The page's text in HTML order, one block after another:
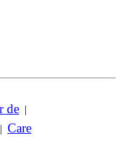
de |
| Care